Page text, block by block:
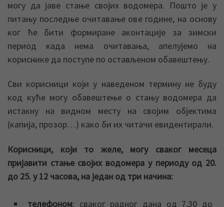
могу да јаве стање својих водомера. Пошто је у
питању последње очитавање ове године, на основу
ког ће бити формиране аконтације за зимски
период када нема очитавања, апелујемо на
кориснике да поступе по остављеном обавештењу.
Сви корисници који у наведеном термину не буду
код куће могу обавештење о стању водомера да
истакну на видном месту на својим објектима
(капија, прозор…) како би их читачи евидентирали.
Корисници, који то желе, могу сваког месеца
пријавити стање својих водомера у периоду од 20.
до 25. у 12 часова, на један од три начина:
телефоном: сваког радног дана од 7,30 до